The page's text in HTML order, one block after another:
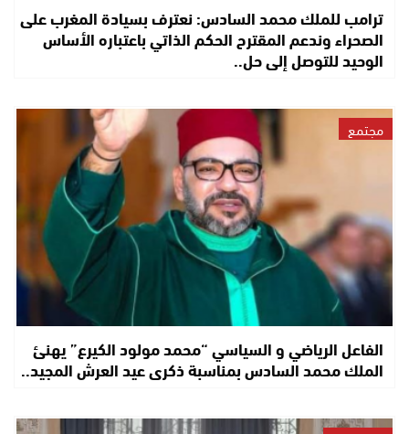
ترامب للملك محمد السادس: نعترف بسيادة المغرب على
الصحراء وندعم المقترح الحكم الذاتي باعتباره الأساس
الوحيد للتوصل إلى حل..
مجتمع
الفاعل الرياضي و السياسي “محمد مولود الكيرع” يهنئ
الملك محمد السادس بمناسبة ذكرى عيد العرش المجيد..